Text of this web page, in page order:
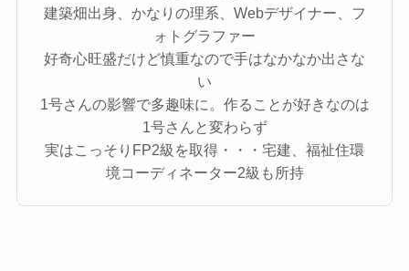
建築畑出身、かなりの理系、Webデザイナー、フ
ォトグラファー
好奇心旺盛だけど慎重なので手はなかなか出さな
い
1号さんの影響で多趣味に。作ることが好きなのは
1号さんと変わらず
実はこっそりFP2級を取得・・・宅建、福祉住環
境コーディネーター2級も所持